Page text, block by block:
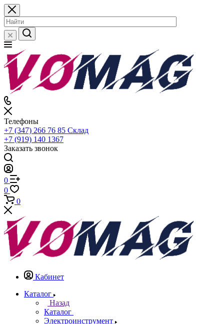
Телефоны
+7 (347) 266 76 85 Склад
+7 (919) 140 1367
Заказать звонок
0
0
0
Кабинет
Каталог
Назад
Каталог
Электроинструмент